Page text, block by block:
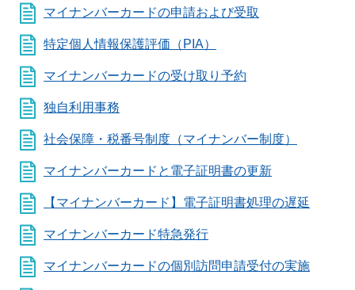
マイナンバーカードの申請および受取
特定個人情報保護評価（PIA）
マイナンバーカードの受け取り予約
独自利用事務
社会保障・税番号制度（マイナンバー制度）
マイナンバーカードと電子証明書の更新
【マイナンバーカード】電子証明書処理の遅延
マイナンバーカード特急発行
マイナンバーカードの個別訪問申請受付の実施